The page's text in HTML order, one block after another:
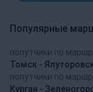
Популярные
попутчики по
Томск -
попутчики по
Курган -